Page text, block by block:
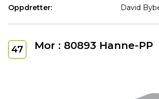
Oppdretter:
David
47 Mor : 80893 Hanne-PP